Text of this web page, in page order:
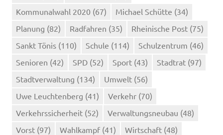
Kommunalwahl 2020 (67) Michael Schütte (34)
Planung (82) Radfahren (35) Rheinische Post (75)
Sankt Tönis (110) Schule (114) Schulzentrum (46)
Senioren (42) SPD (52) Sport (43) Stadtrat (97)
Stadtverwaltung (134) Umwelt (56)
Uwe Leuchtenberg (41) Verkehr (70)
Verkehrssicherheit (52) Verwaltungsneubau (48)
Vorst (97) Wahlkampf (41) Wirtschaft (48)